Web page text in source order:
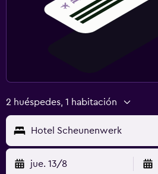
2 huéspedes, 1 habitación
Hotel Scheunenwerk
jue. 13/8